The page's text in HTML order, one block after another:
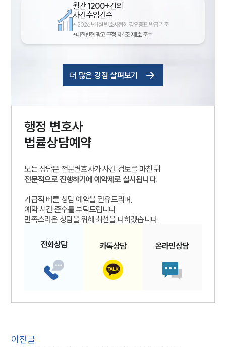
월간1200+건의
사건수임건수
* 2026년 1월 변호사협회 경유증표 발급 기준
*대한변협 광고 규정 제4조 제1호 준수
더 많은 강점 살펴보기
행정 변호사
법률상담예약
모든 상담은 전문변호사가 사건 검토를 마친 뒤
전문적으로 진행하기에 예약제로 실시됩니다.
가급적 빠른 상담 예약을 권유드리며,
예약 시간 준수를 부탁드립니다.
만족스러운 상담을 위해 최선을 다하겠습니다.
전화상담 카톡상담 온라인상담
이전글